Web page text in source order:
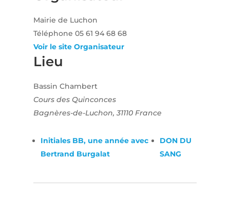
Lieu
Bassin Chambert
Cours des Quinconces
Bagnères-de-Luchon, 31110 France
Mairie de Luchon
Téléphone 05 61 94 68 68
Voir le site Organisateur
Initiales BB, une année avec
Bertrand Burgalat
DON DU
SANG